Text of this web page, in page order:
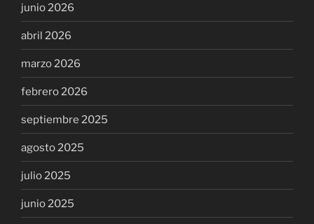
junio 2026
abril 2026
marzo 2026
febrero 2026
septiembre 2025
agosto 2025
julio 2025
junio 2025